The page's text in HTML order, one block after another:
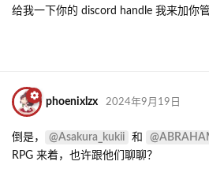
给我一下你的 discord handle 我来加你管
phoenixlzx 2024年9月19日
倒是， @Asakura_kukii 和
RPG 来着，也许跟他们聊聊？